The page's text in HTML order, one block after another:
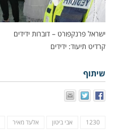
ישראל פרנקפורט – דוברות ידידים
קרדיט תיעוד: ידידים
שיתוף
1230 אבי ביטון אלעד מאיר